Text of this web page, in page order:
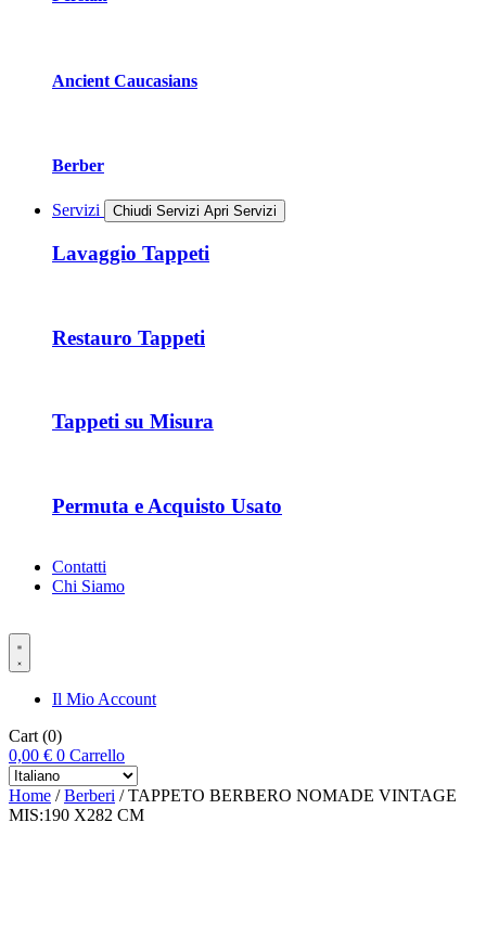
Ancient Caucasians
Berber
Servizi Chiudi Servizi Apri Servizi
Lavaggio Tappeti
Restauro Tappeti
Tappeti su Misura
Permuta e Acquisto Usato
Contatti
Chi Siamo
Il Mio Account
Cart (0)
0,00 € 0 Carrello
Home /Berberi / TAPPETO BERBERO NOMADE VINTAGE
MIS:190 X282 CM